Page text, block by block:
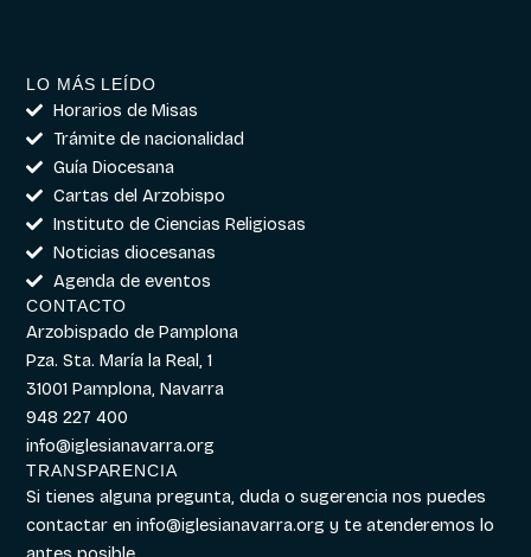
LO MÁS LEÍDO
Horarios de Misas
Trámite de nacionalidad
Guía Diocesana
Cartas del Arzobispo
Instituto de Ciencias Religiosas
Noticias diocesanas
Agenda de eventos
CONTACTO
Arzobispado de Pamplona
Pza. Sta. María la Real, 1
31001 Pamplona, Navarra
948 227 400
info@iglesianavarra.org
TRANSPARENCIA
Si tienes alguna pregunta, duda o sugerencia nos puedes
contactar eninfo@iglesianavarra.org y te atenderemos lo